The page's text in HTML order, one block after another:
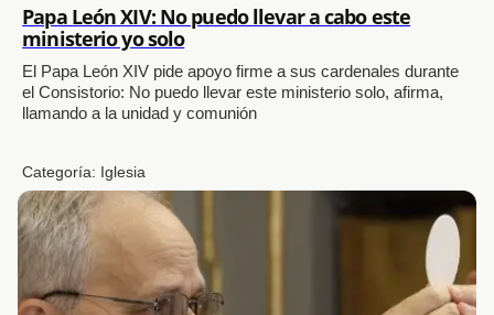
Papa León XIV: No puedo llevar a cabo este
ministerio yo solo
El Papa León XIV pide apoyo firme a sus cardenales durante
el Consistorio: No puedo llevar este ministerio solo, afirma,
llamando a la unidad y comunión
Categoría: Iglesia